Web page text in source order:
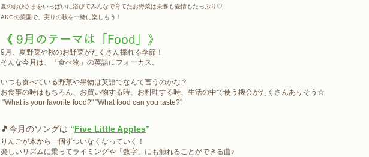
夏のおひさまをいっぱいに浴びてみんなで育てたお野菜は栄養も愛情もたっぷり♡
AKGの菜園で、実りの秋を一緒に楽しもう！
《 9月のテーマは「Food」》
9月、夏野菜や秋のお野菜がたくさん採れる季節！
そんな今月は、「食べ物」の英語にフォーカス。
いつも食べている野菜や果物は英語でなんて言うのかな？
お食事の時はもちろん、お買い物する時、お料理する時、生活の中で使う機会がたくさんありそう☆
"What is your favorite food?" "What food can you taste?"
🎵今月のソングは “Five Little Apples”
りんごが木から一個ずついなくなっていく！
楽しいリズムに乗ってライミングや「数字」にも触れることができる曲♪